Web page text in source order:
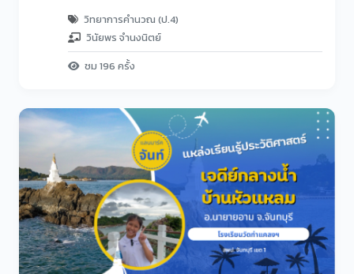
วิทยาการคำนวณ (ป.4)
วินัยพร จำนงนิตย์
ชม 196 ครั้ง